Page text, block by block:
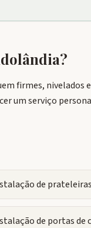
?
firmes, nivelados
um serviço
de
de portas de